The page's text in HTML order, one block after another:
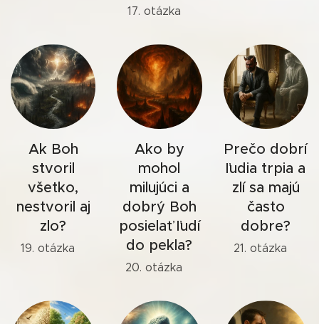
17. otázka
Ak Boh
stvoril
všetko,
nestvoril aj
zlo?
19. otázka
Ako by
mohol
milujúci a
dobrý Boh
posielať ľudí
do pekla?
20. otázka
Prečo dobrí
ľudia trpia a
zlí sa majú
často
dobre?
21. otázka